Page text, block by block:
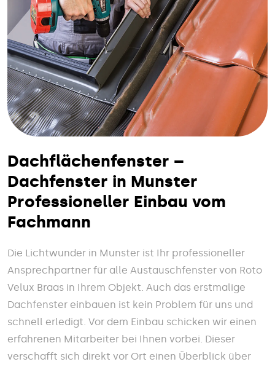
Dachflächenfenster –
Dachfenster in Munster
Professioneller Einbau vom
Fachmann
Die Lichtwunder in Munster ist Ihr professioneller
Ansprechpartner für alle Austauschfenster von Roto
Velux Braas in Ihrem Objekt. Auch das erstmalige
Dachfenster einbauen ist kein Problem für uns und
schnell erledigt. Vor dem Einbau schicken wir einen
erfahrenen Mitarbeiter bei Ihnen vorbei. Dieser
verschafft sich direkt vor Ort einen Überblick über